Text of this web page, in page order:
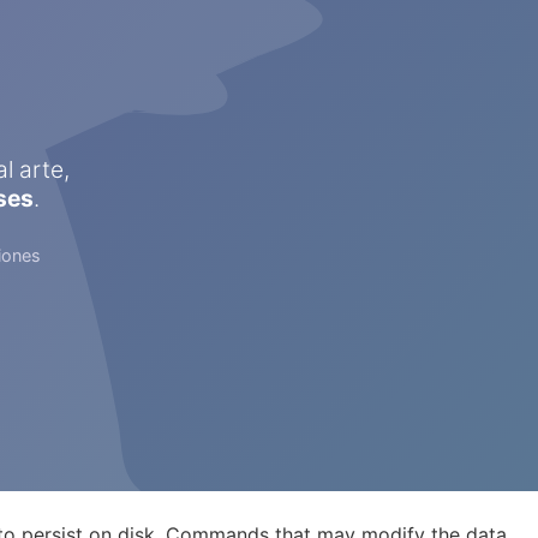
arte,
.